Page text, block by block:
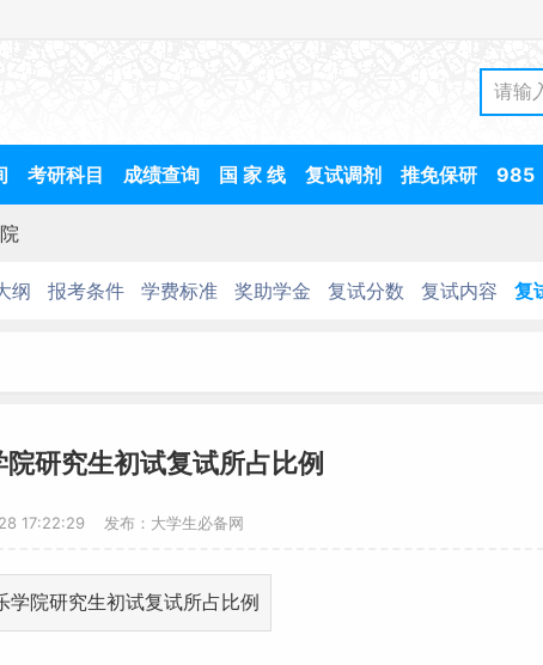
考研科目 成绩查询 国 家 线 复试调剂 推免保研 985
纲 报考条件 学费标准 奖助学金 复试分数 复试内容 复
研究生初试复试所占比例
17:22:29 发布：大学生必备网